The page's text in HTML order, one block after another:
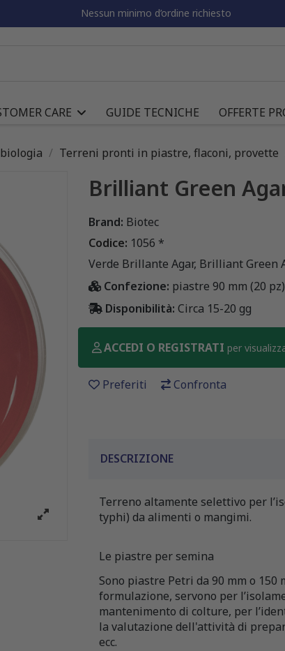
Nessun minimo d’ordine richiesto
CARE GUIDE TECNICHE OFFERTE
Terreni pronti in piastre, flaconi, provette
Brilliant Green
Brand: Biotec
Codice: 1056 *
Verde Brillante Agar, Brilliant Green
Confezione: piastre 90 mm (20 pz)
Disponibilità: Circa 15-20 gg
ACCEDI O REGISTRATI per
Preferiti Confronta
DESCRIZIONE
Terreno altamente selettivo per
typhi) da alimenti o mangimi.
Le piastre per semina
Sono piastre Petri da 90 mm o
formulazione, servono per
mantenimento di colture, per
la valutazione dell'attività di
ecc.